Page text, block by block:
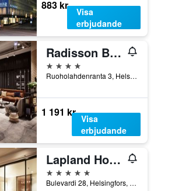
883 kr
Visa
erbjudande
Radisson Blu Seaside Hotel, Helsinki
4 stjärnor
Ruoholahdenranta 3, Helsingfors, Nyland, Finland
1 191 kr
Visa
erbjudande
Lapland Hotels Bulevardi
5 stjärnor
Bulevardi 28, Helsingfors, Nyland, Finland